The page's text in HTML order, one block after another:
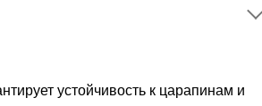
устойчивость к царапинам и